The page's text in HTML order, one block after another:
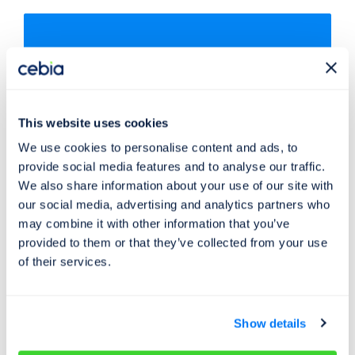
This website uses cookies
We use cookies to personalise content and ads, to
provide social media features and to analyse our traffic.
We also share information about your use of our site with
our social media, advertising and analytics partners who
may combine it with other information that you’ve
provided to them or that they’ve collected from your use
of their services.
Show details
najetých kilometrů
Najeté kilometry
Odcizení vozidla
Záznamy inzerce
Historie poškození
Servisní historie
Využití jako taxi